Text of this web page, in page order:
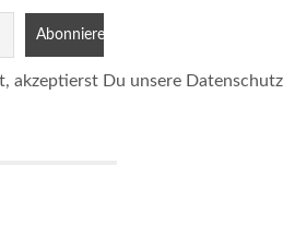
akzeptierst Du unsere